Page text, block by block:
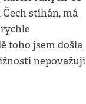
stíhán, má
toho jsem došla
nepovažuji